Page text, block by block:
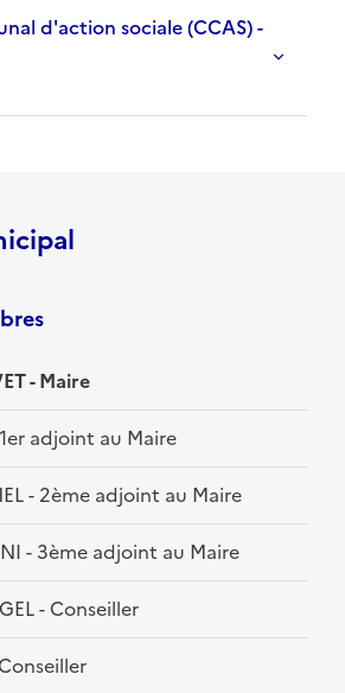
- Maire
adjoint au Maire
- 2ème adjoint au Maire
- 3ème adjoint au Maire
- Conseiller